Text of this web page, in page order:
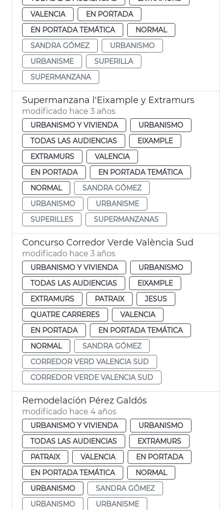
VALENCIA
EN PORTADA
EN PORTADA TEMÁTICA
NORMAL
SANDRA GÓMEZ
URBANISMO
URBANISME
SUPERILLA
SUPERMANZANA
Supermanzana l'Eixample y Extramurs
modificado hace 3 años
URBANISMO Y VIVIENDA
URBANISMO
TODAS LAS AUDIENCIAS
EIXAMPLE
EXTRAMURS
VALENCIA
EN PORTADA
EN PORTADA TEMÁTICA
NORMAL
SANDRA GÓMEZ
URBANISMO
URBANISME
SUPERILLES
SUPERMANZANAS
Concurso Corredor Verde València Sud
modificado hace 3 años
URBANISMO Y VIVIENDA
URBANISMO
TODAS LAS AUDIENCIAS
EIXAMPLE
EXTRAMURS
PATRAIX
JESUS
QUATRE CARRERES
VALENCIA
EN PORTADA
EN PORTADA TEMÁTICA
NORMAL
SANDRA GÓMEZ
CORREDOR VERD VALENCIA SUD
CORREDOR VERDE VALENCIA SUD
Remodelación Pérez Galdós
modificado hace 4 años
URBANISMO Y VIVIENDA
URBANISMO
TODAS LAS AUDIENCIAS
EXTRAMURS
PATRAIX
VALENCIA
EN PORTADA
EN PORTADA TEMÁTICA
NORMAL
URBANISMO
SANDRA GÓMEZ
URBANISMO
URBANISME